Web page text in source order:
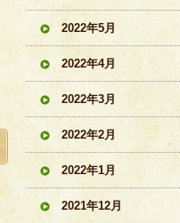
2022年5月
2022年4月
2022年3月
2022年2月
2022年1月
2021年12月